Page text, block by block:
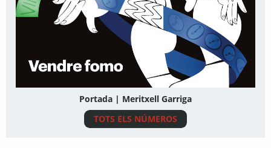
Portada | Meritxell Garriga
TOTS ELS NÚMEROS